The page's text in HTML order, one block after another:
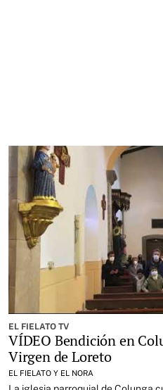
EL FIELATO TV
VÍDEO Bendición en
Virgen de Loreto
EL FIELATO Y EL NORA